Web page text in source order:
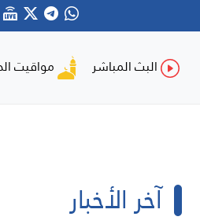
البث المباشر مواقيت
آخر الأخبار